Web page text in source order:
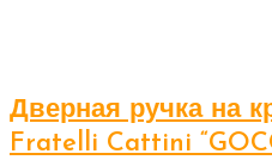
Дверная ручка на
Fratelli Cattini